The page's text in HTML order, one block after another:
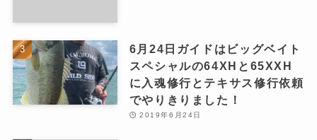
6月24日ガイドはビッグベイト
スペシャルの64XHと65XXH
に入魂修行とテキサス修行依頼
でやりきりました！
2019年6月24日